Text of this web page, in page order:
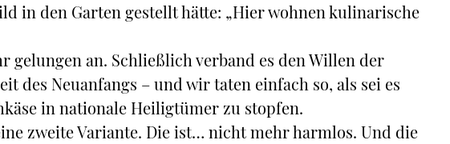
in den Garten gestellt hätte: „Hier wohnen kulinarische
gelungen an. Schließlich verband es den Willen der
des Neuanfangs – und wir taten einfach so, als sei es
in nationale Heiligtümer zu stopfen.
zweite Variante. Die ist… nicht mehr harmlos. Und die